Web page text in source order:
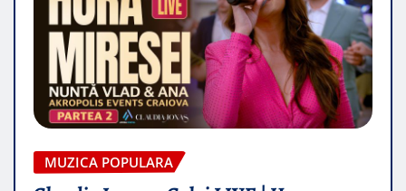
MUZICA POPULARA